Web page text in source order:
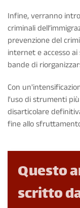
Infine, verranno
criminali
prevenzione del
internet e accesso
bande di
Con
l'uso di strumenti
disarticolare
fine allo
Questo
scritto